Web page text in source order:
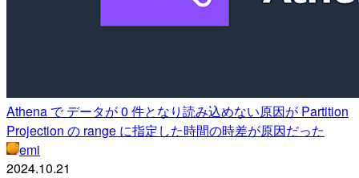
Athena で データが 0 件となり読み込めない原因が Partition
Projection の range に指定した時間の時差が原因だった
emi
2024.10.21